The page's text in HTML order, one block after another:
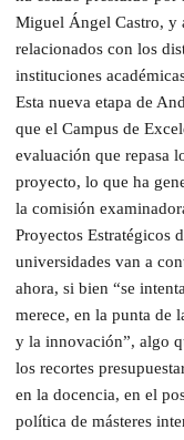
Miguel Ángel Castro, y
relacionados con los
instituciones
Esta nueva etapa de
que el Campus de
evaluación que repasa
proyecto, lo que ha
la comisión
Proyectos Estratégicos
universidades van a
ahora, si bien “se
merece, en la punta de
y la innovación”, algo
los recortes
en la docencia, en el
política de másteres